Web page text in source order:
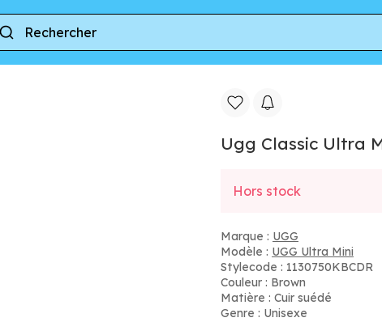
Ultra Mini - Primaire-college Chaussures
Ugg Classic Ultra
Hors stock
Marque : UGG
Modèle : UGG Ultra Mini
Stylecode : 1130750KBCDR
Couleur : Brown
Matière : Cuir suédé
Genre : Unisexe